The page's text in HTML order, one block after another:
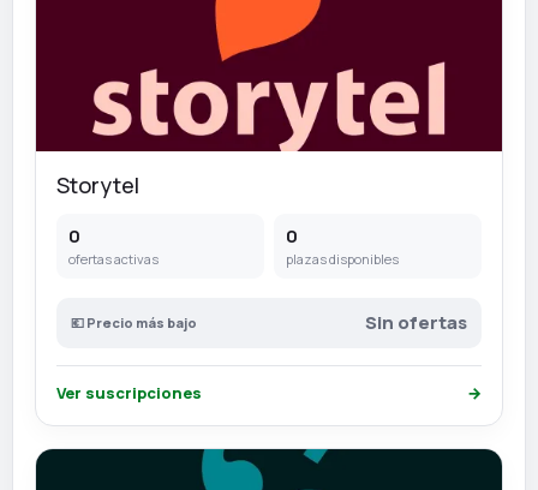
Storytel
0
ofertas activas
0
plazas disponibles
💶 Precio más bajo Sin ofertas
Ver suscripciones →